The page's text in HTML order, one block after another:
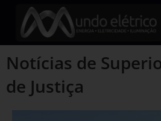
Notícias de
de Justiça